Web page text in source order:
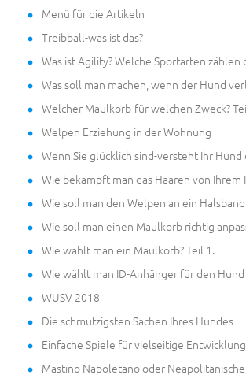
Menü für die Artikeln
Treibball-was ist das?
Was ist Agility? Welche Sportarten zählen
Was soll man machen, wenn der Hund
Welcher Maulkorb-für welchen Zweck?
Welpen Erziehung in der Wohnung
Wenn Sie glücklich sind-versteht Ihr Hund
Wie bekämpft man das Haaren von Ihrem
Wie soll man den Welpen an ein
Wie soll man einen Maulkorb richtig
Wie wählt man ein Maulkorb? Teil 1.
Wie wählt man ID-Anhänger für den Hund
WUSV 2018
Die schmutzigsten Sachen Ihres Hundes
Einfache Spiele für vielseitige Entwicklung
Mastino Napoletano oder